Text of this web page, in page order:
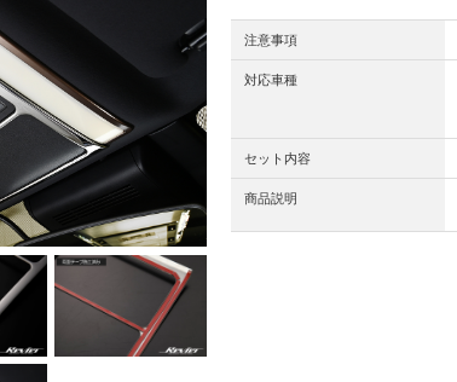
注意事項
対応車種
セット内容
商品説明